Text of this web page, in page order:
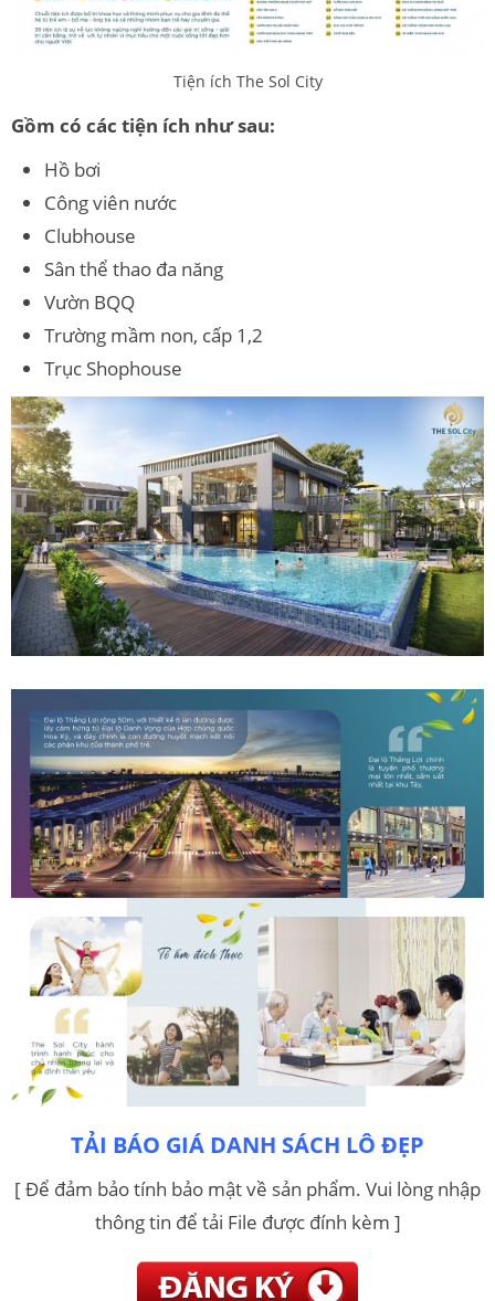
Tiện ích The Sol City
Gồm có các tiện ích như sau:
Hồ bơi
Công viên nước
Clubhouse
Sân thể thao đa năng
Vườn BQQ
Trường mầm non, cấp 1,2
Trục Shophouse
TẢI BÁO GIÁ DANH SÁCH LÔ ĐẸP
[ Để đảm bảo tính bảo mật về sản phẩm. Vui lòng nhập
thông tin để tải File được đính kèm ]